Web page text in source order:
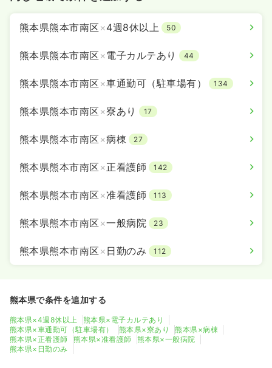
時間 8:30～17:30
4週8休以上
月給26万円以上可
気になる 詳細を見る
熊本県熊本市南区 ×4週8休以上 50
熊本県熊本市南区 ×電子カルテあり 44
熊本県熊本市南区 ×車通勤可（駐車場有） 134
熊本県熊本市南区 ×寮あり 17
熊本県熊本市南区 ×病棟 27
熊本県熊本市南区 ×正看護師 142
熊本県熊本市南区 ×准看護師 113
熊本県熊本市南区 ×一般病院 23
熊本県熊本市南区 × 日勤のみ 112
熊本県で条件を追加する
熊本県×4週8休以上
熊本県×電子カルテあり
熊本県×車通勤可（駐車場有）
熊本県×寮あり
熊本県×病棟
熊本県×正看護師
熊本県×准看護師
熊本県×一般病院
熊本県×日勤のみ